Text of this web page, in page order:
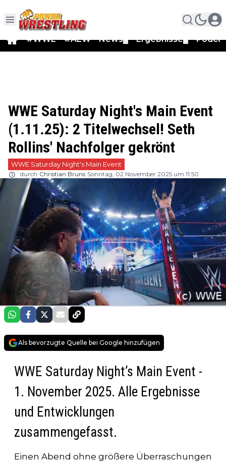
#WWE #AEW News Ergebnisse
WWE Saturday Night's Main Event
(1.11.25): 2 Titelwechsel! Seth
Rollins' Nachfolger gekrönt
WWE Saturday Night's Main Event
durch Christian Bruns Sonntag, 02 November 2025 um 11:50
Als bevorzugte Quelle bei Google hinzufügen
WWE Saturday Night’s Main Event -
1. November 2025. Alle Ergebnisse
und Entwicklungen
zusammengefasst.
Einen Abend ohne größere Überraschungen